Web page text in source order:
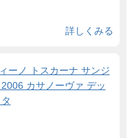
詳しくみる
ーノ トスカーナ サンジ
カサノーヴァ デッ